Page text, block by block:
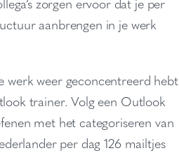
aanbrengen in je werk
werk weer geconcentreerd hebt
trainer. Volg een Outlook
met het categoriseren van
per dag 126 mailtjes